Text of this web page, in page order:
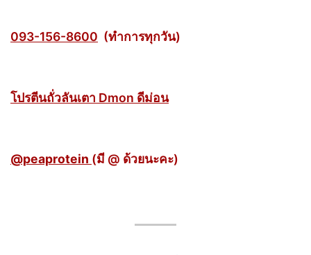
093-156-8600 (ทำการทุกวัน)
โปรตีนถั่วลันเตา Dmon ดีม่อน
@peaprotein (มี @ ด้วยนะคะ)